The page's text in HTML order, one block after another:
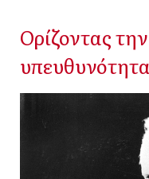
Ορίζοντας